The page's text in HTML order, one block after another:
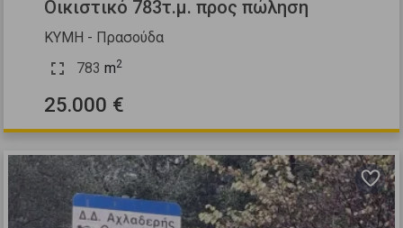
Οικιστικό 783τ.μ. προς πώληση
ΚΥΜΗ - Πρασούδα
783 m2
25.000 €